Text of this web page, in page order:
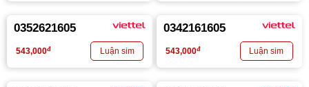
0352621605
543,000đ
0342161605
543,000đ